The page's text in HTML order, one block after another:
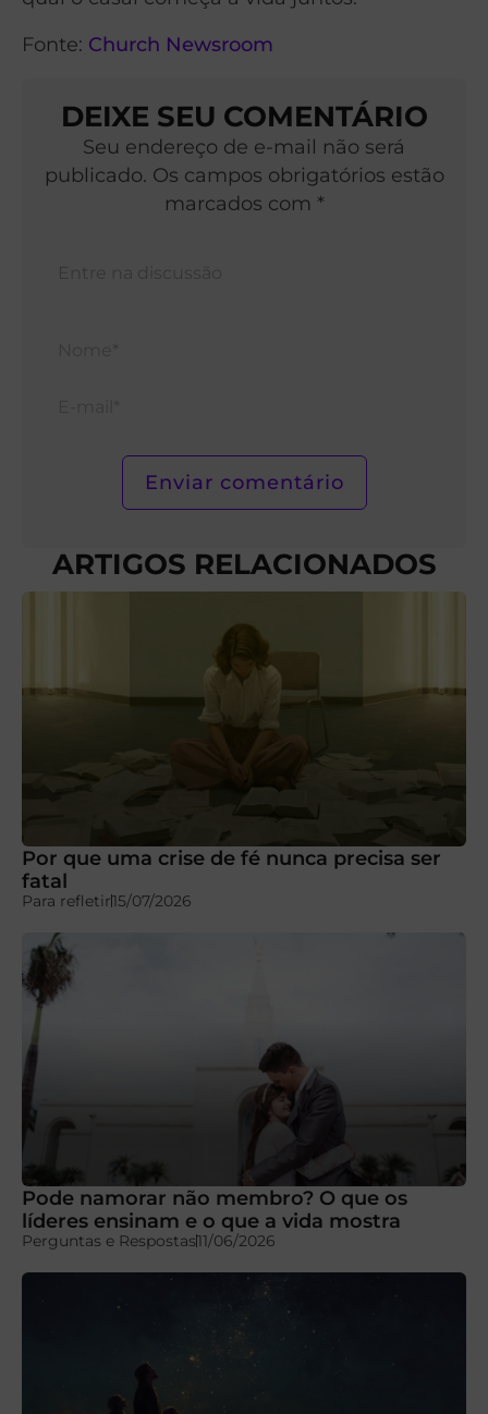
Fonte: Church Newsroom
DEIXE SEU COMENTÁRIO
Seu endereço de e-mail não será
publicado. Os campos obrigatórios estão
marcados com *
ARTIGOS RELACIONADOS
Por que uma crise de fé nunca precisa ser
fatal
Para refletir15/07/2026
Pode namorar não membro? O que os
líderes ensinam e o que a vida mostra
Perguntas e Respostas11/06/2026